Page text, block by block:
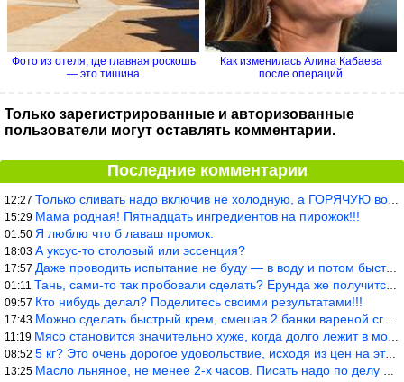
Фото из отеля, где главная роскошь
― это тишина
Как изменилась Алина Кабаева
после операций
Только зарегистрированные и авторизованные
пользователи могут оставлять комментарии.
Последние комментарии
12:27 Только сливать надо включив не холодную, а ГОРЯЧУЮ воду. Трубы в
15:29 Мама родная! Пятнадцать ингредиентов на пирожок!!!
01:50 Я люблю что б лаваш промок.
18:03 А уксус-то столовый или эссенция?
17:57 Даже проводить испытание не буду — в воду и потом быстро в раска
01:11 Тань, сами-то так пробовали сделать? Ерунда же получится. Нет, с
09:57 Кто нибудь делал? Поделитесь своими результатами!!!
17:43 Можно сделать быстрый крем, смешав 2 банки вареной сгущенки со с
11:19 Мясо становится значительно хуже, когда долго лежит в морозилке
08:52 5 кг? Это очень дорогое удовольствие, исходя из цен на эту ягоду
13:25 Масло льняное, не менее 2-х часов. Писать надо по делу и подробн